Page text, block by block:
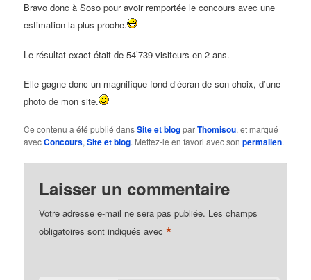
Bravo donc à Soso pour avoir remportée le concours avec une
estimation la plus proche.
Le résultat exact était de 54’739 visiteurs en 2 ans.
Elle gagne donc un magnifique fond d’écran de son choix, d’une
photo de mon site.
Ce contenu a été publié dansSite et blogparThomisou, et marqué
avecConcours,Site et blog. Mettez-le en favori avec sonpermalien.
Laisser un commentaire
Votre adresse e-mail ne sera pas publiée. Les champs
obligatoires sont indiqués avec*